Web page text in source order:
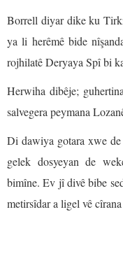
Borrell diyar dike ku
ya li herêmê bide
rojhilatê Deryaya Spî bi
Herwiha dibêje;
salvegera peymana
Di dawiya gotara xwe
gelek dosyeyan de
bimîne. Ev jî divê bibe
metirsîdar a ligel vê